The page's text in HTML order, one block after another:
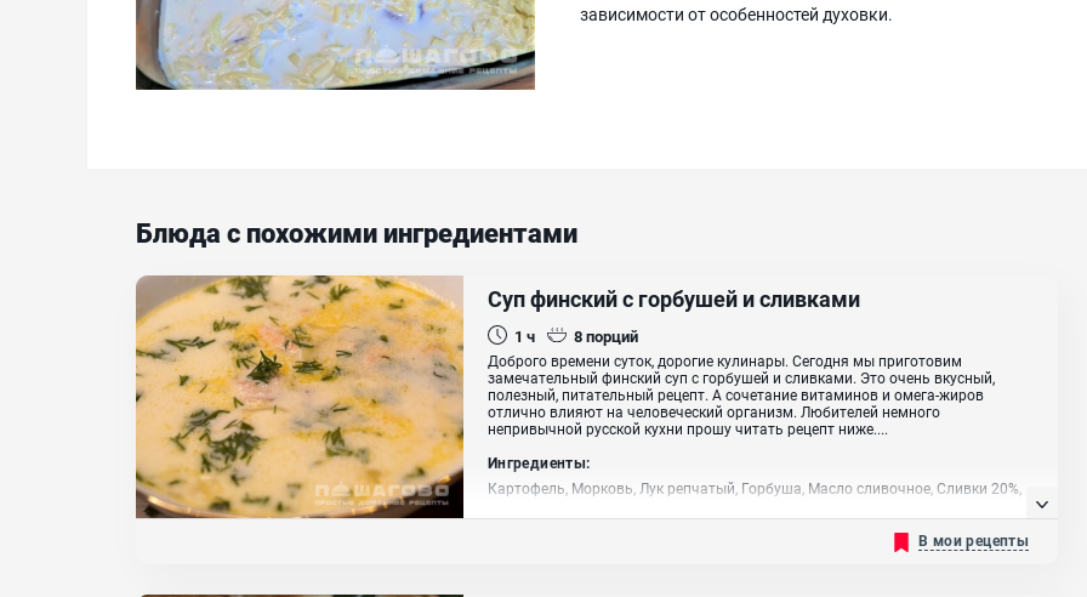
зависимости от особенностей духовки.
Блюда с похожими ингредиентами
Суп финский с горбушей и сливками
1 ч 8порций
Доброго времени суток, дорогие кулинары. Сегодня мы приготовим
замечательный финский суп с горбушей и сливками. Это очень вкусный,
полезный, питательный рецепт. А сочетание витаминов и омега-жиров
отлично влияют на человеческий организм. Любителей немного
непривычной русской кухни прошу читать рецепт ниже....
Ингредиенты:
Картофель, Морковь, Лук репчатый, Горбуша, Масло сливочное, Сливки 20%,
В мои рецепты